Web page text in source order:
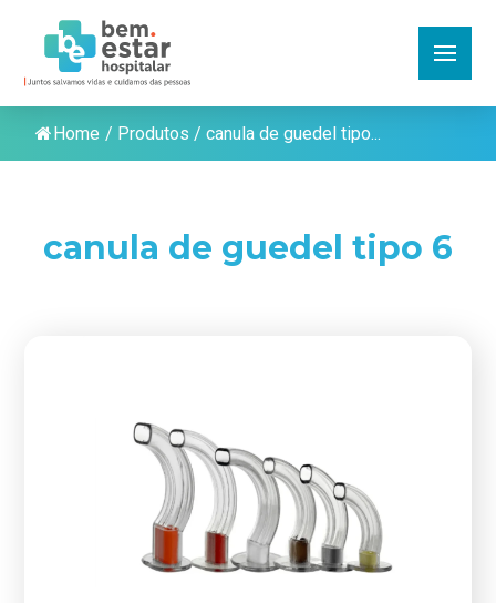
Home / Produtos / canula de guedel tipo...
canula de guedel tipo 6